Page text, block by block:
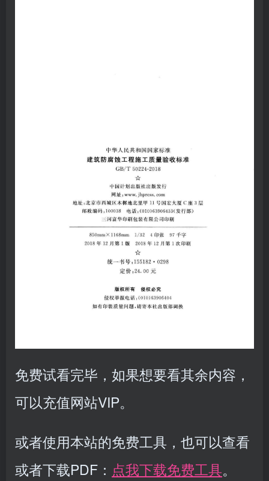
免费试看完毕，如果想要看其余内容，
可以充值网站VIP。
或者使用本站的免费工具，也可以查看
或者下载PDF： 点我下载免费工具。